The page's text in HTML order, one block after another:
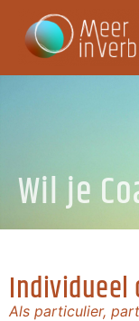
Lorem ipsum dolor
elit tellus, luctus
Wil je
Individueel
Als particulier,